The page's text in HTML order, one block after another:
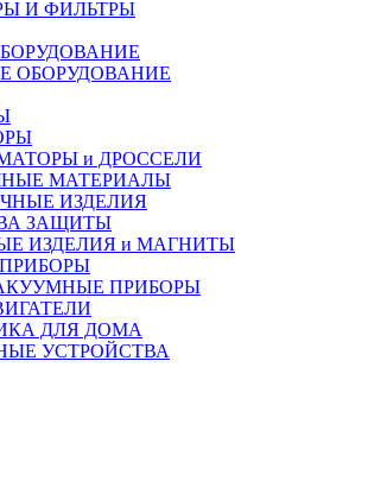
И ФИЛЬТРЫ
ОБОРУДОВАНИЕ
и ДРОССЕЛИ
МАТЕРИАЛЫ
ИЗДЕЛИЯ
ЗАЩИТЫ
ИЗДЕЛИЯ и МАГНИТЫ
ПРИБОРЫ
ДЛЯ ДОМА
УСТРОЙСТВА